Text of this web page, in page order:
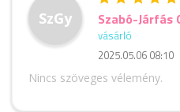
SzGy Szabó-Járfás
vásárló
2025.05.06 08:10
Nincs szöveges vélemény.